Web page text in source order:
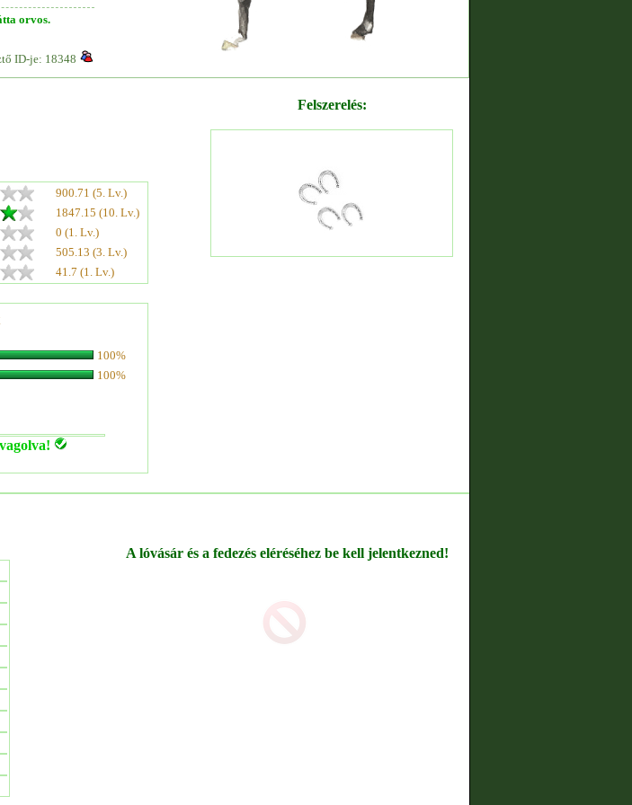
orvos.
ID-je: 18348
900.71 (5. Lv.)
1847.15 (10. Lv.)
0 (1. Lv.)
505.13 (3. Lv.)
41.7 (1. Lv.)
100%
100%
Felszerelés:
A lóvásár és a fedezés eléréséhez be kell jelentkezned!